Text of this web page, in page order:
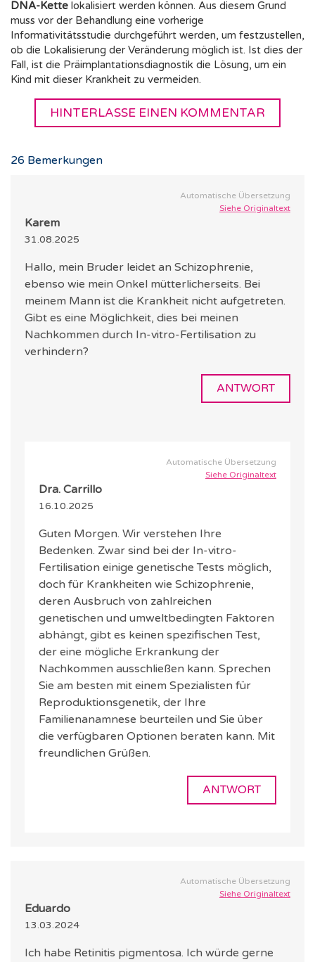
DNA-Kette lokalisiert werden können. Aus diesem Grund
muss vor der Behandlung eine vorherige
Informativitätsstudie durchgeführt werden, um festzustellen,
ob die Lokalisierung der Veränderung möglich ist. Ist dies der
Fall, ist die Präimplantationsdiagnostik die Lösung, um ein
Kind mit dieser Krankheit zu vermeiden.
HINTERLASSE EINEN KOMMENTAR
26 Bemerkungen
Automatische Übersetzung
Siehe Originaltext
Karem
31.08.2025
Hallo, mein Bruder leidet an Schizophrenie,
ebenso wie mein Onkel mütterlicherseits. Bei
meinem Mann ist die Krankheit nicht aufgetreten.
Gibt es eine Möglichkeit, dies bei meinen
Nachkommen durch In-vitro-Fertilisation zu
verhindern?
ANTWORT
Automatische Übersetzung
Siehe Originaltext
Dra. Carrillo
16.10.2025
Guten Morgen. Wir verstehen Ihre
Bedenken. Zwar sind bei der In-vitro-
Fertilisation einige genetische Tests möglich,
doch für Krankheiten wie Schizophrenie,
deren Ausbruch von zahlreichen
genetischen und umweltbedingten Faktoren
abhängt, gibt es keinen spezifischen Test,
der eine mögliche Erkrankung der
Nachkommen ausschließen kann. Sprechen
Sie am besten mit einem Spezialisten für
Reproduktionsgenetik, der Ihre
Familienanamnese beurteilen und Sie über
die verfügbaren Optionen beraten kann. Mit
freundlichen Grüßen.
ANTWORT
Automatische Übersetzung
Siehe Originaltext
Eduardo
13.03.2024
Ich habe Retinitis pigmentosa. Ich würde gerne